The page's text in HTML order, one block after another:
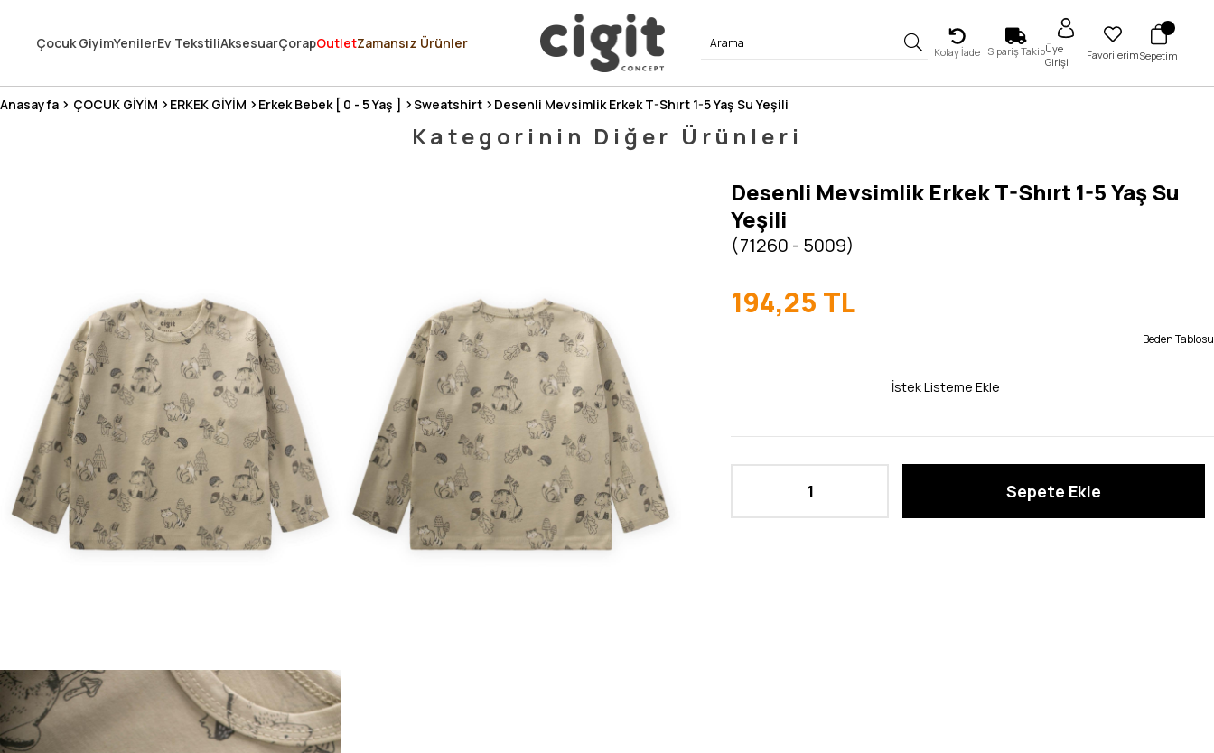
3 MİLYONDAN FAZLA MUTLU MÜŞTERİ ❤️ 10 MİLYON ÜRÜN
Çocuk GiyimYenilerEv TekstiliAksesuarÇorapOutletZamansız Ürünler
Kolay İade Sipariş TakipÜye
Girişi
FavorilerimSepetim
Anasayfa ÇOCUK GİYİM ERKEK GİYİM Erkek Bebek [ 0 - 5 Yaş ] Sweatshirt Desenli Mevsimlik Erkek T-Shırt 1-5 Yaş Su Yeşili
Kategorinin Diğer Ürünleri
Desenli Mevsimlik Erkek T-Shırt 1-5 Yaş Su
Yeşili
(71260 - 5009)
194,25 TL
Beden Tablosu
İstek Listeme Ekle